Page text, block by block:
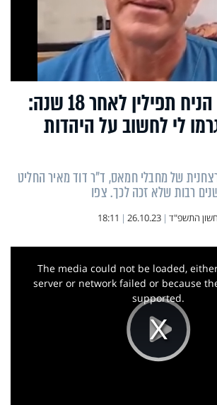
הרופא הבכיר הניח תפילין לאחר 18 שנה:
לי לחשוב על היהדות
של מחבלי חמאס, ד"ר דוד מאיר החליט
רבות שלא זכה לכך. צפו
התשפ"ד |
26.10.23
|
18:11
This
The media could not be loaded,
server or network failed or because
supported.